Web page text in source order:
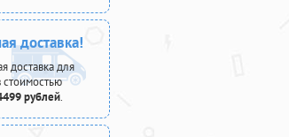
доставка!
доставка для
стоимостью
рублей.